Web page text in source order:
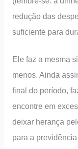
redução das
suficiente para
Ele faz a mesma
menos. Ainda
final do período,
encontre em
deixar herança
para a